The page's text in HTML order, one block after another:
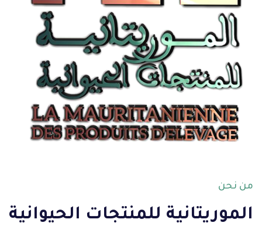
من نحن
الموريتانية للمنتجات الحيوانية